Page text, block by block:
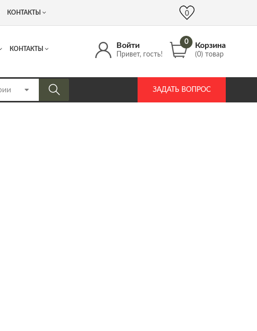
+7 (917) 537 17 16 info@DrozdPcp.ru
Войти
Привет, гость!
0 Корзина
(0) товар
КОНТАКТЫ
ЗАДАТЬ ВОПРОС
КОНТАКТЫ 0